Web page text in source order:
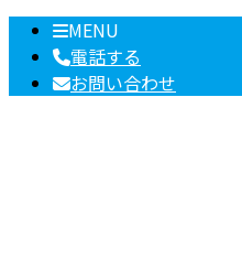
MENU
電話する
お問い合わせ